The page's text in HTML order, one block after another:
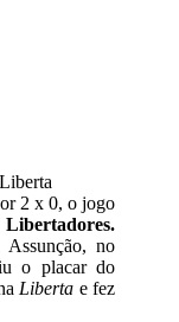
2 x 0, o jogo
Libertadores.
Assunção, no
o placar do
Liberta e fez